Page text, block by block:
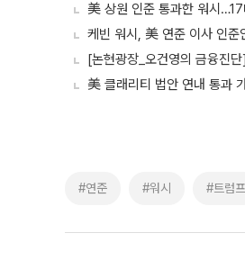
美 상원 인준 통과한 워시
케빈 워시, 美 연준 이사 인
[논현광장_오건영의 금융진
美 클래리티 법안 연내 통과
#연준 #워시 #트럼프